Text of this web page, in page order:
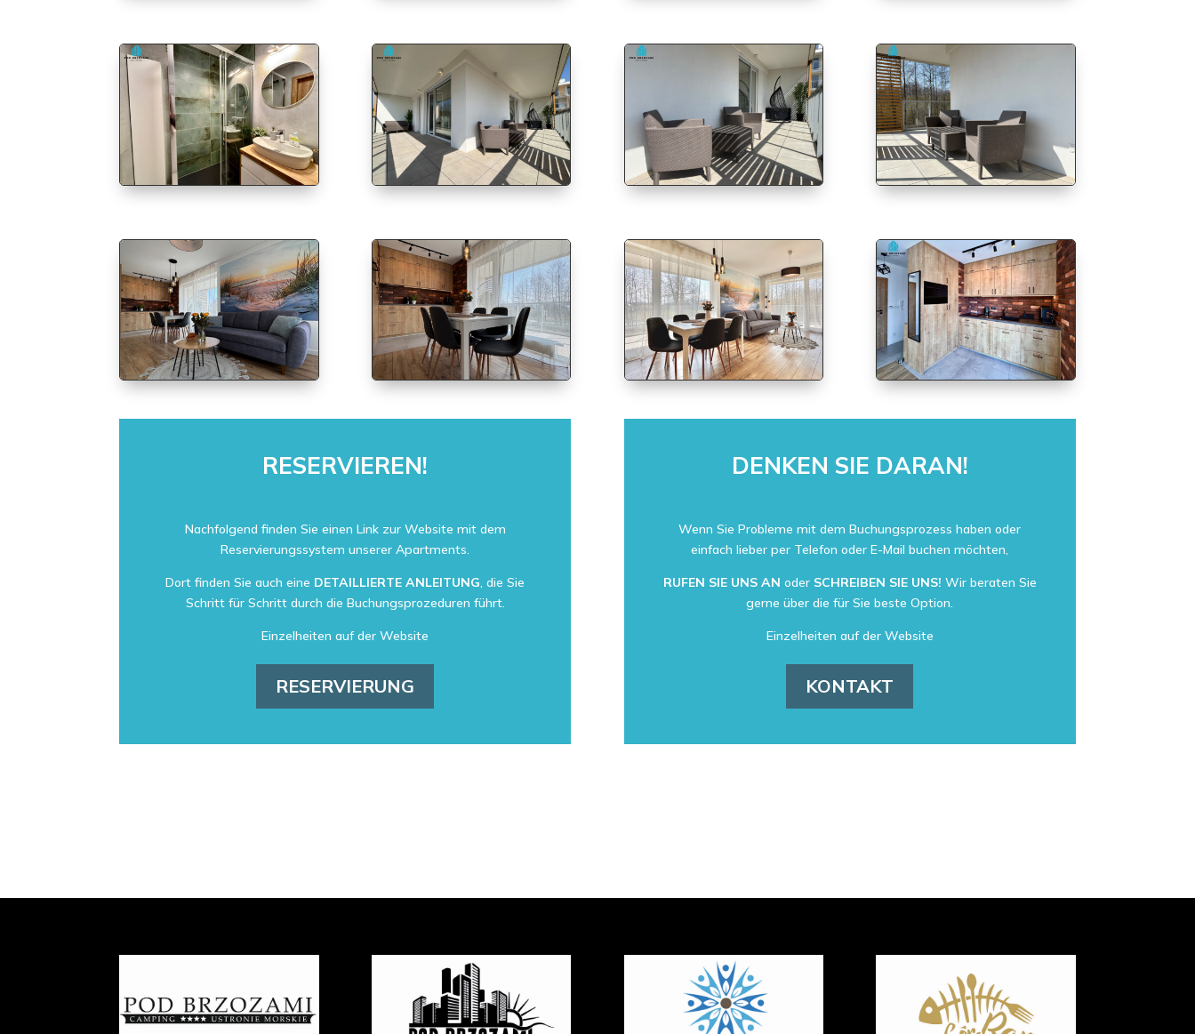
RESERVIEREN!
Nachfolgend finden Sie einen Link zur Website mit dem
Reservierungssystem unserer Apartments.
Dort finden Sie auch eine DETAILLIERTE ANLEITUNG, die Sie
Schritt für Schritt durch die Buchungsprozeduren führt.
Einzelheiten auf der Website
RESERVIERUNG
DENKEN SIE DARAN!
Wenn Sie Probleme mit dem Buchungsprozess haben oder
einfach lieber per Telefon oder E-Mail buchen möchten,
RUFEN SIE UNS AN oder SCHREIBEN SIE UNS! Wir beraten Sie
gerne über die für Sie beste Option.
Einzelheiten auf der Website
KONTAKT